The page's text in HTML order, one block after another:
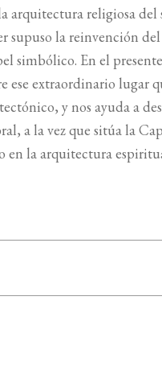
arquitectura religiosa
la reinvención del
simbólico. En el
ese extraordinario lugar
y nos ayuda a
a la vez que sitúa la
la arquitectura